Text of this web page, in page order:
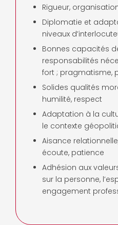
Rigueur,
Diplomatie et
niveaux
Bonnes capacités
responsabilités
fort ; pragmatisme,
Solides qualités
humilité, respect
Adaptation à la
le contexte
Aisance
écoute, patience
Adhésion aux
sur la personne,
engagement